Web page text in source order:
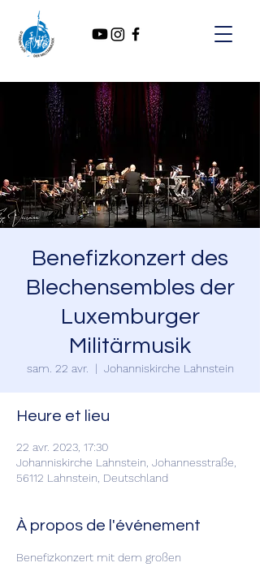
Benefizkonzert des
Blechensembles der
Luxemburger
Militärmusik
sam. 22 avr.
  |
Johanniskirche Lahnstein
Heure et lieu
22 avr. 2023, 17:30
Johanniskirche Lahnstein, Johannesstraße,
56112 Lahnstein, Deutschland
À propos de l'événement
Benefizkonzert mit dem großen